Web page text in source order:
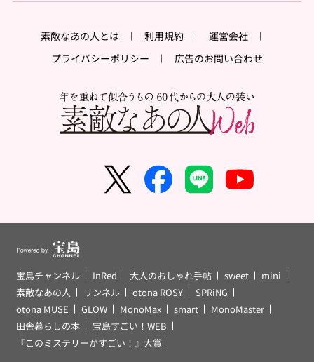
素敵なあの人とは 利用規約
運営会社
プライバシーポリシー
広告のお問い合わせ
宝島チャンネル InRed 大人のおしゃれ手帖 sweet
mini
素敵なあの人
リンネル otona ROSY
SPRiNG
otona MUSE
GLOW MonoMax smart
MonoMaster
田舎暮らしの本
宝島すごい！WEB
『このミステリーがすごい！』大賞